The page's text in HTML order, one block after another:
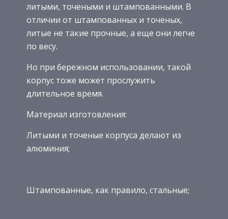
литыми, точеными и штампованными. В
отличии от штампованных и точеных,
литые не такие прочные, а еще они легче
по весу.
Но при бережном использовании, такой
корпус тоже может прослужить
длительное время.
Материал изготовления:
Литыми и точеные корпуса делают из
алюминия;
Штампованные, как правило, стальные;